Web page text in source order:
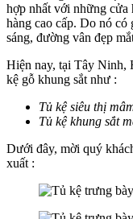
hợp nhất với những cửa
hàng cao cấp. Do nó có
sáng, đường vân đẹp
Hiện nay, tại Tây Ninh,
kệ gỗ khung sắt như :
Tủ kệ siêu thị
Tủ kệ khung sắt
Dưới đây, mời quý
xuất :